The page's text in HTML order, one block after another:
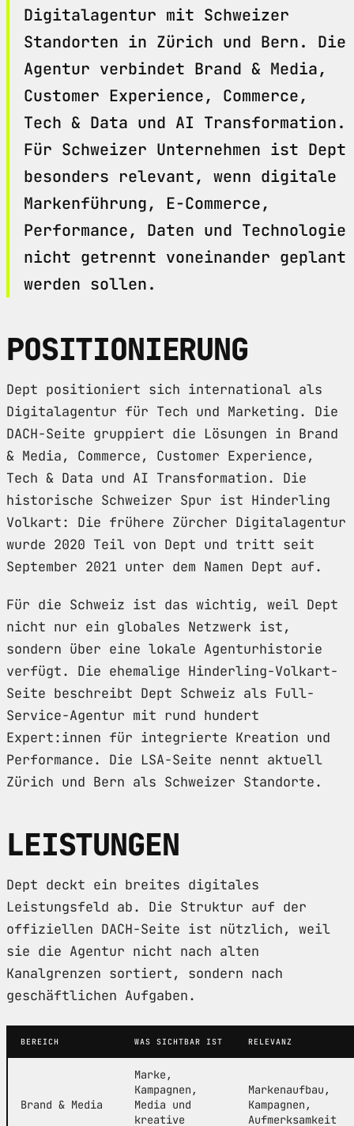
Digitalagentur mit Schweizer
Standorten in Zürich und Bern. Die
Agentur verbindet Brand & Media,
Customer Experience, Commerce,
Tech & Data und AI Transformation.
Für Schweizer Unternehmen ist Dept
besonders relevant, wenn digitale
Markenführung, E-Commerce,
Performance, Daten und Technologie
nicht getrennt voneinander geplant
werden sollen.
POSITIONIERUNG
Dept positioniert sich international als
Digitalagentur für Tech und Marketing. Die
DACH-Seite gruppiert die Lösungen in Brand
& Media, Commerce, Customer Experience,
Tech & Data und AI Transformation. Die
historische Schweizer Spur ist Hinderling
Volkart: Die frühere Zürcher Digitalagentur
wurde 2020 Teil von Dept und tritt seit
September 2021 unter dem Namen Dept auf.
Für die Schweiz ist das wichtig, weil Dept
nicht nur ein globales Netzwerk ist,
sondern über eine lokale Agenturhistorie
verfügt. Die ehemalige Hinderling-Volkart-
Seite beschreibt Dept Schweiz als Full-
Service-Agentur mit rund hundert
Expert:innen für integrierte Kreation und
Performance. Die LSA-Seite nennt aktuell
Zürich und Bern als Schweizer Standorte.
LEISTUNGEN
Dept deckt ein breites digitales
Leistungsfeld ab. Die Struktur auf der
offiziellen DACH-Seite ist nützlich, weil
sie die Agentur nicht nach alten
Kanalgrenzen sortiert, sondern nach
geschäftlichen Aufgaben.
BEREICH WAS SICHTBAR IST RELEVANZ
Brand & Media
Marke,
Kampagnen,
Media und
kreative
Markenaufbau,
Kampagnen,
Aufmerksamkeit